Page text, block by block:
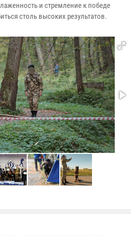
и стремление к победе
столь высоких результатов.